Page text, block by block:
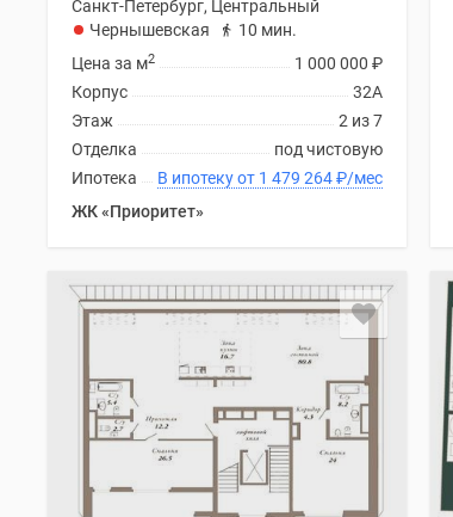
Санкт-Петербург, Центральный
Чернышевская
10 мин.
1 000 000 ₽
Цена за м2
32А
Корпус
2 из 7
Этаж
под чистовую
Отделка
В ипотеку от 1 479 264₽/мес
Ипотека
ЖК «Приоритет»